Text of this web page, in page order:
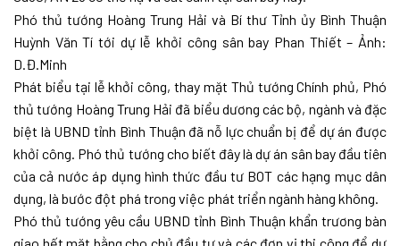
Phó thủ tướng Hoàng Trung Hải và Bí thư Tỉnh ủy Bình Thuận
Huỳnh Văn Tí tới dự lễ khởi công sân bay Phan Thiết – Ảnh:
D.Đ.Minh
Phát biểu tại lễ khởi công, thay mặt Thủ tướng Chính phủ, Phó
thủ tướng Hoàng Trung Hải đã biểu dương các bộ, ngành và đặc
biệt là UBND tỉnh Bình Thuận đã nỗ lực chuẩn bị để dự án được
khởi công. Phó thủ tướng cho biết đây là dự án sân bay đầu tiên
của cả nước áp dụng hình thức đầu tư BOT các hạng mục dân
dụng, là bước đột phá trong việc phát triển ngành hàng không.
Phó thủ tướng yêu cầu UBND tỉnh Bình Thuận khẩn trương bàn